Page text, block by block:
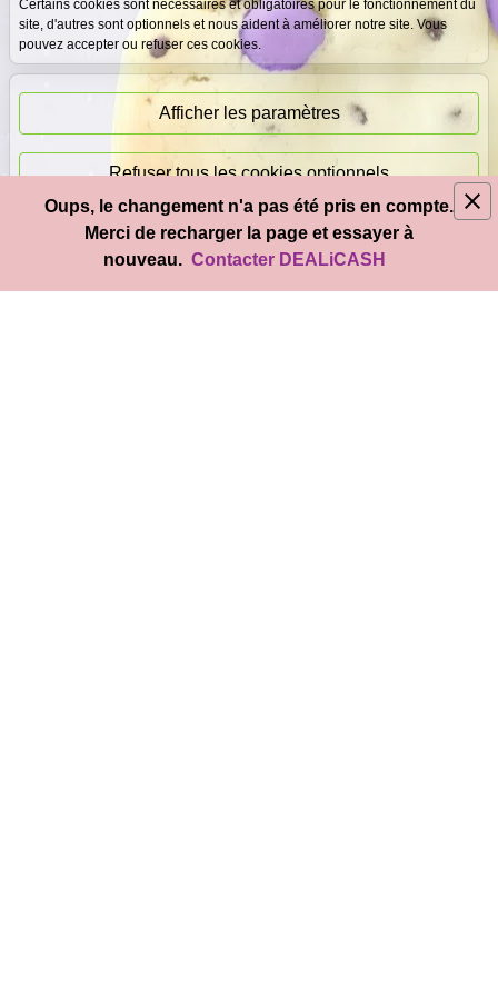
Certains cookies sont nécessaires et obligatoires pour le fonctionnement du
site, d'autres sont optionnels et nous aident à améliorer notre site. Vous
pouvez accepter ou refuser ces cookies.
Afficher les paramètres
Refuser tous les cookies optionnels
Accepter tous les cookies
Paiement
immédiat
© 2026 DEALiCASH- Tous droits réservés
Oups, le changement n'a pas été pris en compte.
Merci de recharger la page et essayer à
nouveau. Contacter DEALiCASH